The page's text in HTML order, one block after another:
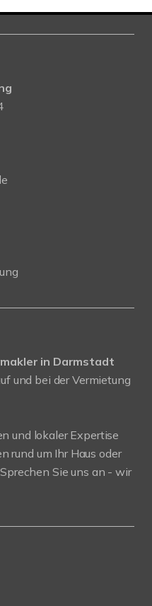
in Darmstadt
und bei der Vermietung
und lokaler Expertise
rund um Ihr Haus oder
Sie uns an - wir